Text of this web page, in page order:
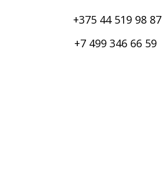
+375 44 519 98 87
+7 499 346 66 59